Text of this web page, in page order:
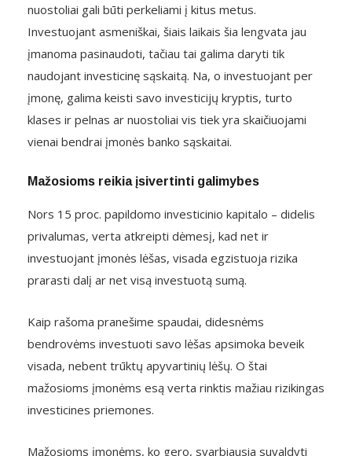
nuostoliai gali būti perkeliami į kitus metus.
Investuojant asmeniškai, šiais laikais šia lengvata jau
įmanoma pasinaudoti, tačiau tai galima daryti tik
naudojant investicinę sąskaitą. Na, o investuojant per
įmonę, galima keisti savo investicijų kryptis, turto
klases ir pelnas ar nuostoliai vis tiek yra skaičiuojami
vienai bendrai įmonės banko sąskaitai.
Mažosioms reikia įsivertinti galimybes
Nors 15 proc. papildomo investicinio kapitalo – didelis
privalumas, verta atkreipti dėmesį, kad net ir
investuojant įmonės lėšas, visada egzistuoja rizika
prarasti dalį ar net visą investuotą sumą.
Kaip rašoma pranešime spaudai, didesnėms
bendrovėms investuoti savo lėšas apsimoka beveik
visada, nebent trūktų apyvartinių lėšų. O štai
mažosioms įmonėms esą verta rinktis mažiau rizikingas
investicines priemones.
Mažosioms įmonėms, ko gero, svarbiausia suvaldyti